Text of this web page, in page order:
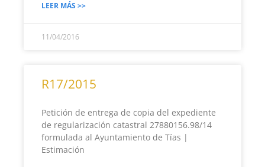
LEER MÁS >>
11/04/2016
R17/2015
Petición de entrega de copia del expediente
de regularización catastral 27880156.98/14
formulada al Ayuntamiento de Tías |
Estimación